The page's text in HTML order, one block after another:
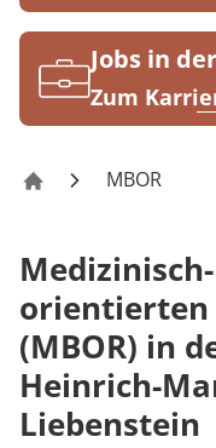
Pneumologie
Karriere
Jobs in
Zum
Heinrich-Mann-
MBOR
(MBOR) in
Heinrich-
Liebenstein